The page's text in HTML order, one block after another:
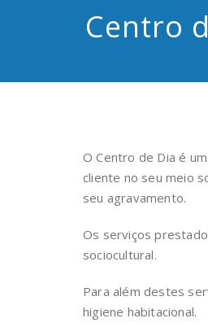
Centro
O Centro de Dia é
cliente no seu meio
seu agravamento.
Os serviços
sociocultural.
Para além destes
higiene habitacional.